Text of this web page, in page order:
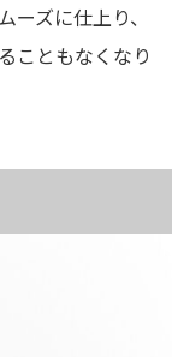
ズに仕上り、
こともなくなり